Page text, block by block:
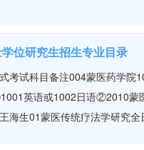
校招生官网
大学为国家培养各级各类
已成为一所具有鲜明办学特
位研究生招生专业目录
考试科目备注004蒙医药学
英语或1002日语②2010
海生01蒙医传统疗法学研